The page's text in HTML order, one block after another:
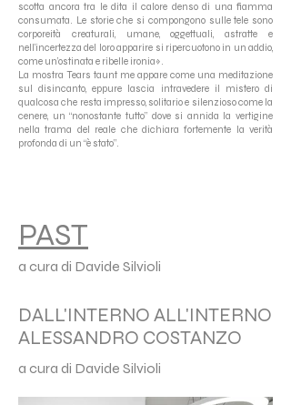
scotta ancora tra le dita il calore denso di una fiamma
consumata. Le storie che si compongono sulle tele sono
corporeità creaturali, umane, oggettuali, astratte e
nell’incertezza del loro apparire si ripercuotono in un addio,
come un’ostinata e ribelle ironia».
La mostra Tears taunt me appare come una meditazione
sul disincanto, eppure lascia intravedere il mistero di
qualcosa che resta impresso, solitario e silenzioso come la
cenere, un “nonostante tutto” dove si annida la vertigine
nella trama del reale che dichiara fortemente la verità
profonda di un “è stato”.
PAST
a cura di Davide Silvioli
DALL'INTERNO ALL'INTERNO
ALESSANDRO COSTANZO
a cura di Davide Silvioli